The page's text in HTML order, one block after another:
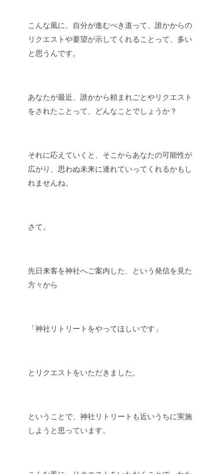
こんな風に、自分が進むべき道って、誰かからの
リクエストや要望が示してくれることって、多い
と思うんです。
あなたが最近、誰かから頼まれごとやリクエスト
をされたことって、どんなことでしょうか？
それに応えていくと、そこからあなたの可能性が
広がり、思わぬ未来に連れていってくれるかもし
れませんね。
さて。
先日来客を神社へご案内した、という発信を見た
方々から
「神社リトリートをやってほしいです」
とリクエストをいただきました。
ということで、神社リトリートも近いうちに実施
しようと思っています。